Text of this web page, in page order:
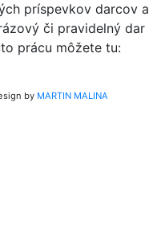
príspevkov darcov a
či pravidelný dar
prácu môžete tu:
by MARTIN MALINA